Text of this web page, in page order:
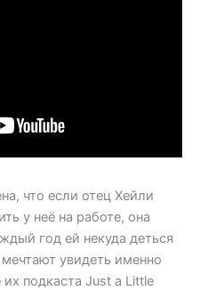
что если отец Хейли
у неё на работе, она
год ей некуда деться
увидеть именно
подкаста Just a Little